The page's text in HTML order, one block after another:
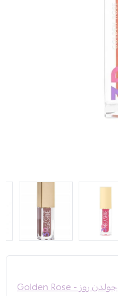
جولدن روز - Golden Rose